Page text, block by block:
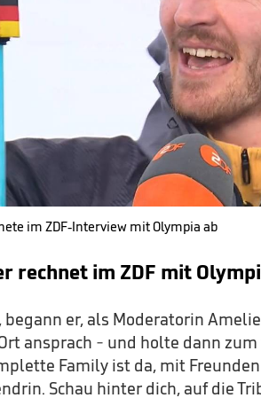
im ZDF-Interview mit Olympia ab
rechnet im ZDF mit
begann er, als Moderatorin
ansprach - und holte dann
Family ist da, mit
Schau hinter dich, auf die